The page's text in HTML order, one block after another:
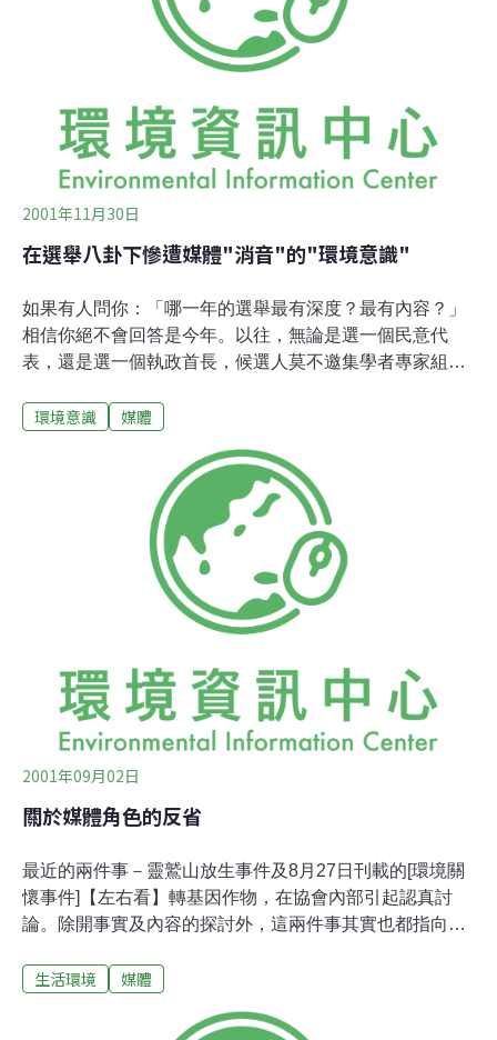
瞥而過，了不起也只是用餐時的配料罷了。我十分好奇在
採訪的記者們，是不是也同樣以著做小菜的心態在撰寫的
這些關於生態的稿子。因為小菜端不上大場面，因此也不
有的水鳥時，重點是放在台灣以往僅有過2次的記錄，而
全球僅剩1000多隻；因為小白鷺不沾海水，所以
2001年11月30日
在選舉八卦下慘遭媒體"消音"的"環境意識"
如果有人問你：「哪一年的選舉最有深度？最有內容？」
相信你絕不會回答是今年。以往，無論是選一個民意代
表，還是選一個執政首長，候選人莫不邀集學者專家組成
策、兒童福利政策、環境政策、勞工政策...各式各樣的訴
到選舉期間，許多社會公益團體就在許多選舉場合間疲於
奔命，莫不是受到候選人邀請助講，希望藉由與社團結合
的方式，使民眾因對社會議題的關心而進一步對候選人產
生認同。今年的選舉場上，這些現象都不太容易見到了：
候選人不再侃侃而談環境問題，連新聞媒體都鮮少看得到
候選人或政黨對此提出的主張。可是這幾年的環境災害從
不曾間斷過。今年不是還有嚴重的土石坍塌嗎？環保署不
輪替，民進黨上台成為執政黨之後，使得各界矚目這次選
舉是否產生鐘擺效應，成為政黨對決的重要戰役。大多
環境意識 媒體
2001年09月02日
關於媒體角色的反省
最近的兩件事－靈鷲山放生事件及8月27日刊載的[環境關
懷事件]【左右看】轉基因作物，在協會內部引起認真討
論。除開事實及內容的探討外，這兩件事其實也都指向一
子報」的角色定位與處理訊息的基本原則。 首先，對於靈
基本原則，實不應以媒體角色發表聲明﹔今後，任何具價
生活環境 媒體